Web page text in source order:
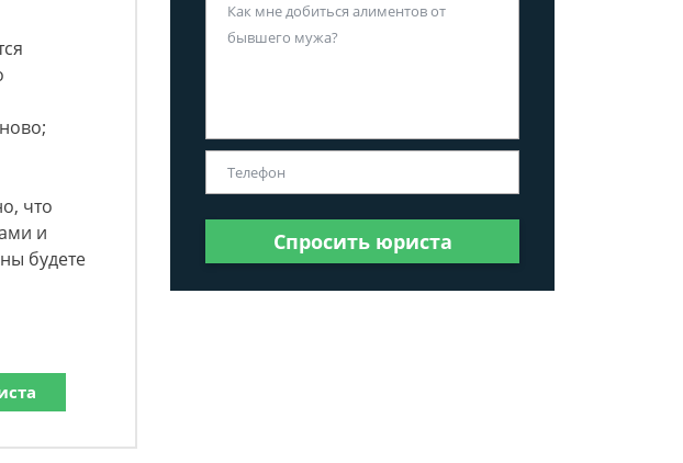
что
и
будете
Спросить юриста